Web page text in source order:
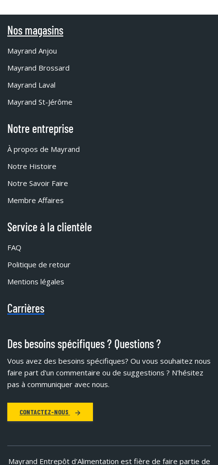
Nos magasins
Mayrand Anjou
Mayrand Brossard
Mayrand Laval
Mayrand St-Jérôme
Notre entreprise
À propos de Mayrand
Notre Histoire
Notre Savoir Faire
Membre Affaires
Service à la clientèle
FAQ
Politique de retour
Mentions légales
Carrières
Des besoins spécifiques ? Questions ?
Vous avez des besoins spécifiques? Ou vous souhaitez nous
faire part d'un commentaire ou de suggestions ? N'hésitez
pas à communiquer avec nous.
CONTACTEZ-NOUS
Mayrand Entrepôt d'Alimentation est fière de faire partie de